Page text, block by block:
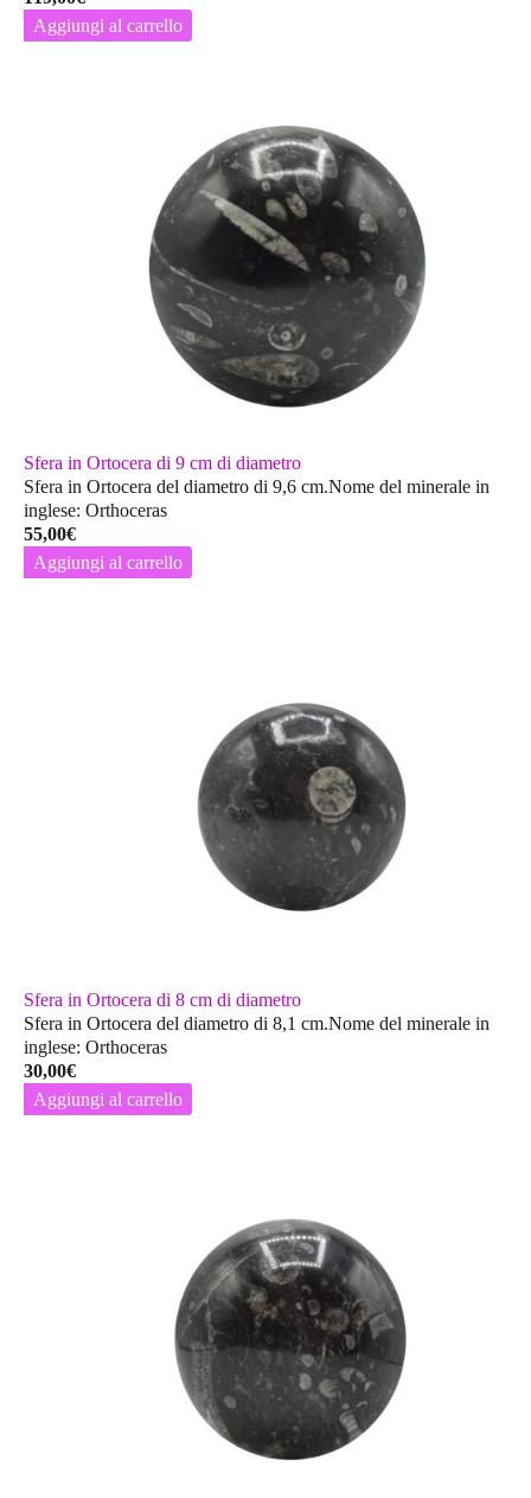
Aggiungi al carrello
Sfera in Ortocera di 9 cm di diametro
Sfera in Ortocera del diametro di 9,6 cm.Nome del minerale in
inglese: Orthoceras
55,00€
Aggiungi al carrello
Sfera in Ortocera di 8 cm di diametro
Sfera in Ortocera del diametro di 8,1 cm.Nome del minerale in
inglese: Orthoceras
30,00€
Aggiungi al carrello